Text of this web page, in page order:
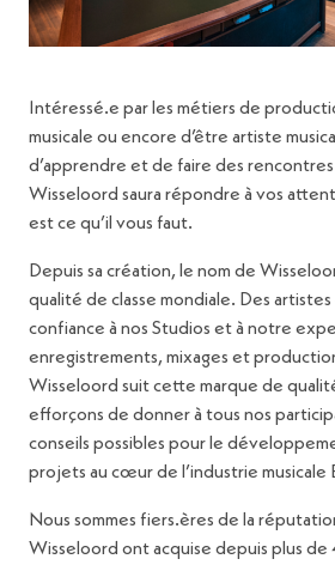
Intéressé.e par les métiers de
musicale ou encore d’être artiste
d’apprendre et de faire des rencontres
Wisseloord saura répondre à vos
est ce qu’il vous faut.
Depuis sa création, le nom de
qualité de classe mondiale. Des
confiance à nos Studios et à notre
enregistrements, mixages et
Wisseloord suit cette marque de
efforçons de donner à tous nos
conseils possibles pour le
projets au cœur de l’industrie musicale
Nous sommes fiers.ères de la
Wisseloord ont acquise depuis plus de